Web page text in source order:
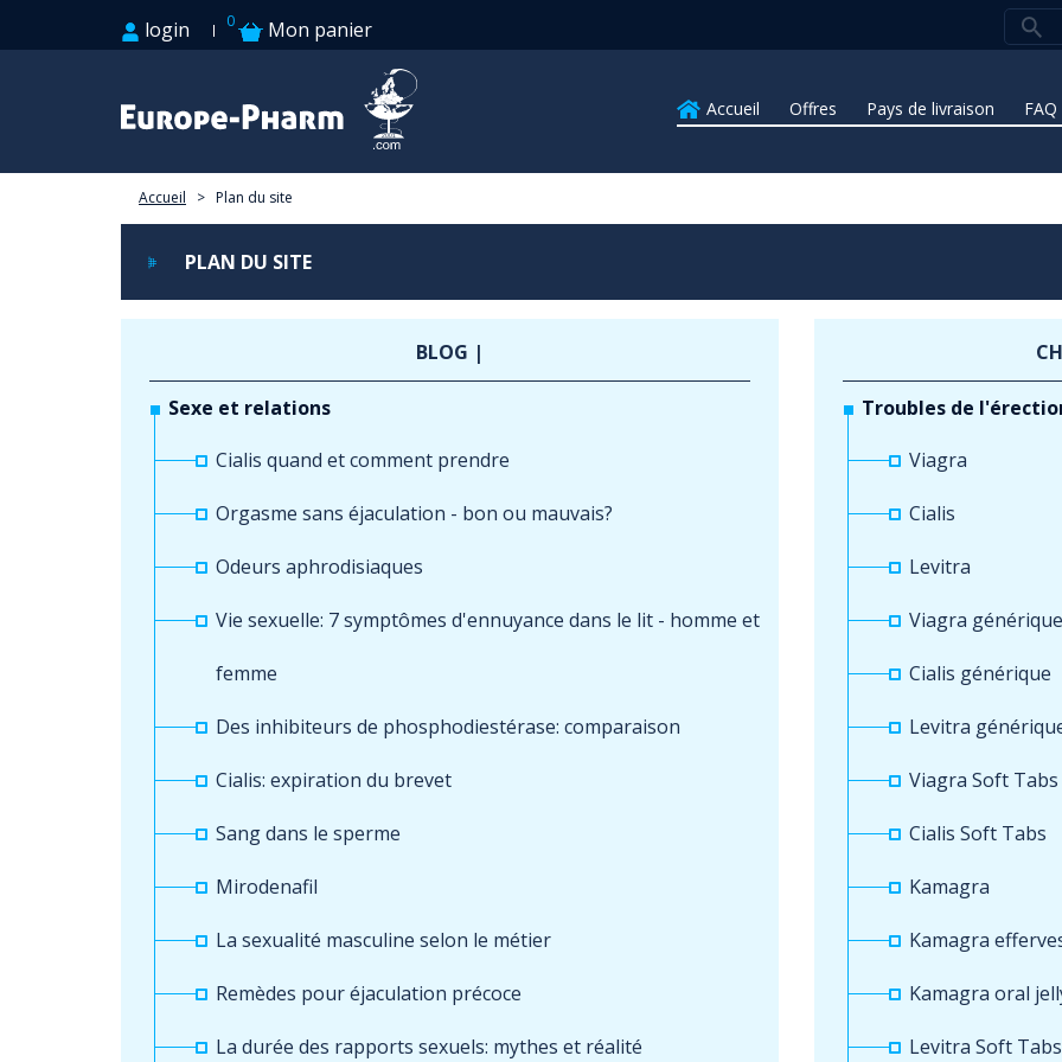
login 0 Mon panier
Accueil Offres Pays de livraison FAQ
Accueil > Plan du site
PLAN DU SITE
BLOG |
Sexe et relations
Cialis quand et comment prendre
Orgasme sans éjaculation - bon ou mauvais?
Odeurs aphrodisiaques
Vie sexuelle: 7 symptômes d'ennuyance dans le lit - homme et
femme
Des inhibiteurs de phosphodiestérase: comparaison
Cialis: expiration du brevet
Sang dans le sperme
Mirodenafil
La sexualité masculine selon le métier
Remèdes pour éjaculation précoce
La durée des rapports sexuels: mythes et réalité
Troubles de
Viagra
Cialis
Levitra
Viagra générique
Cialis générique
Levitra
Viagra Soft Tabs
Cialis Soft Tabs
Kamagra
Kamagra
Kamagra oral
Levitra Soft Tabs